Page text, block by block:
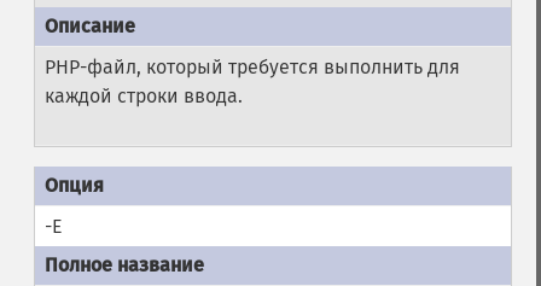
PHP-файл, который требуется выполнить для
каждой строки ввода.
-E